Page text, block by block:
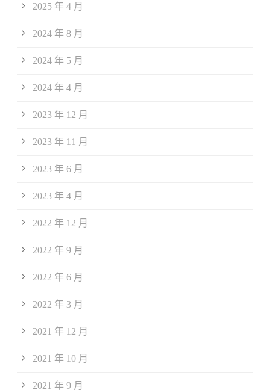
2025 年 4 月
2024 年 8 月
2024 年 5 月
2024 年 4 月
2023 年 12 月
2023 年 11 月
2023 年 6 月
2023 年 4 月
2022 年 12 月
2022 年 9 月
2022 年 6 月
2022 年 3 月
2021 年 12 月
2021 年 10 月
2021 年 9 月